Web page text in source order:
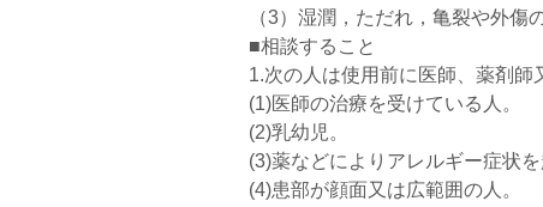
（3）湿潤，ただれ，亀裂や外傷
■相談すること
1.次の人は使用前に医師、薬剤
(1)医師の治療を受けている人。
(2)乳幼児。
(3)薬などによりアレルギー症状
(4)患部が顔面又は広範囲の人。